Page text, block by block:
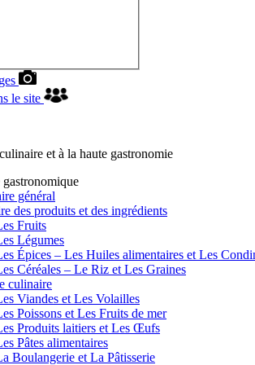
le site
et à la haute gastronomie
général
des produits et des ingrédients
Fruits
Légumes
Épices – Les Huiles alimentaires et Les
Céréales – Le Riz et Les Graines
culinaire
Viandes et Les Volailles
Poissons et Les Fruits de mer
Produits laitiers et Les Œufs
Pâtes alimentaires
Boulangerie et La Pâtisserie